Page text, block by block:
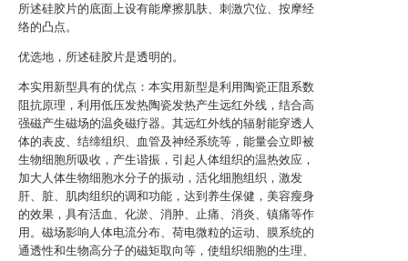
所述硅胶片的底面上设有能摩擦肌肤、刺激穴位、按摩经
络的凸点。
优选地，所述硅胶片是透明的。
本实用新型具有的优点：本实用新型是利用陶瓷正阻系数
阻抗原理，利用低压发热陶瓷发热产生远红外线，结合高
强磁产生磁场的温灸磁疗器。其远红外线的辐射能穿透人
体的表皮、结缔组织、血管及神经系统等，能量会立即被
生物细胞所吸收，产生谐振，引起人体组织的温热效应，
加大人体生物细胞水分子的振动，活化细胞组织，激发
肝、脏、肌肉组织的调和功能，达到养生保健，美容瘦身
的效果，具有活血、化淤、消肿、止痛、消炎、镇痛等作
用。磁场影响人体电流分布、荷电微粒的运动、膜系统的
通透性和生物高分子的磁矩取向等，使组织细胞的生理、